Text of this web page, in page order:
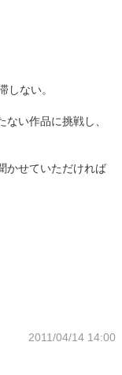
しない。
い作品に挑戦し、
かせていただければ
2011/04/14 14:00